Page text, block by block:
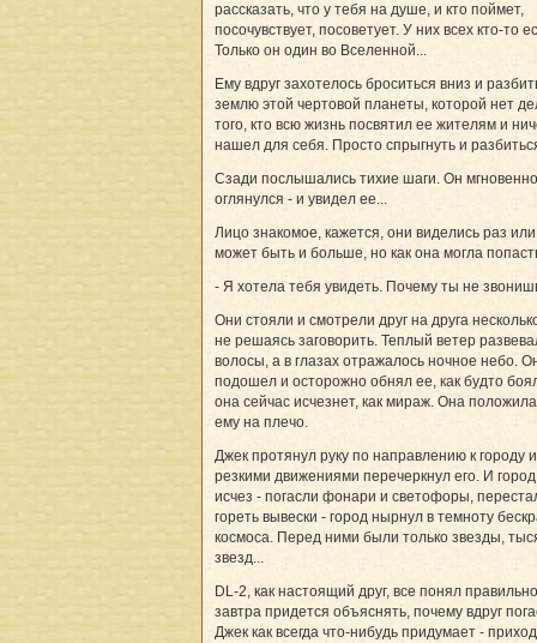
рассказать, что у тебя на душе, и кто поймет,
посочувствует, посоветует. У них всех кто-то
Только он один во Вселенной...
Ему вдруг захотелось броситься вниз и
землю этой чертовой планеты, которой нет
того, кто всю жизнь посвятил ее жителям и
нашел для себя. Просто спрыгнуть и
Сзади послышались тихие шаги. Он мгновенно
оглянулся - и увидел ее...
Лицо знакомое, кажется, они виделись раз
может быть и больше, но как она могла
- Я хотела тебя увидеть. Почему ты не
Они стояли и смотрели друг на друга
не решаясь заговорить. Теплый ветер
волосы, а в глазах отражалось ночное небо.
подошел и осторожно обнял ее, как будто
она сейчас исчезнет, как мираж. Она положила
ему на плечо.
Джек протянул руку по направлению к городу
резкими движениями перечеркнул его. И город
исчез - погасли фонари и светофоры,
гореть вывески - город нырнул в темноту
космоса. Перед ними были только звезды,
звезд...
DL-2, как настоящий друг, все понял
завтра придется объяснять, почему вдруг
Джек как всегда что-нибудь придумает -